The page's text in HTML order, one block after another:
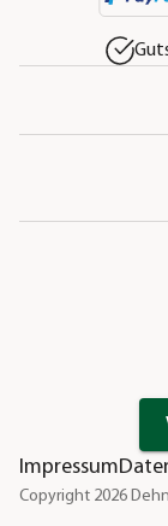
Impressum
Copyright 2026